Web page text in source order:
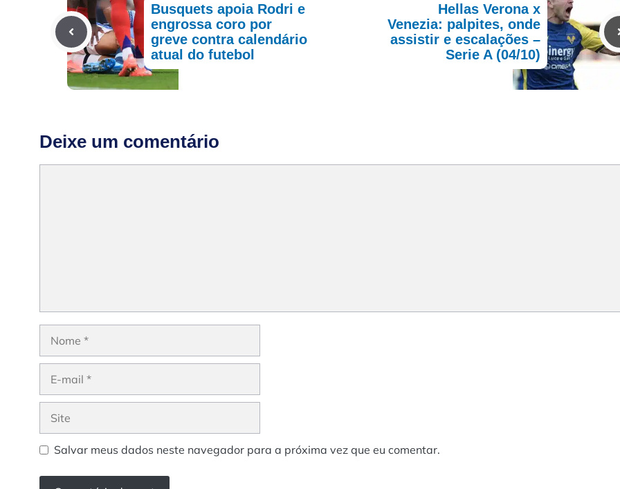
Busquets apoia Rodri e
engrossa coro por
greve contra calendário
atual do futebol
Hellas Verona x
Venezia: palpites, onde
assistir e escalações –
Serie A (04/10)
Deixe um comentário
Salvar meus dados neste navegador para a próxima vez que eu comentar.